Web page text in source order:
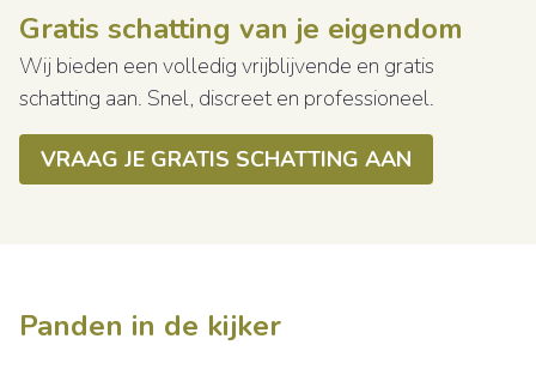
Gratis schatting van je eigendom
Wij bieden een volledig vrijblijvende en gratis
schatting aan. Snel, discreet en professioneel.
VRAAG JE GRATIS SCHATTING AAN
Panden in de kijker